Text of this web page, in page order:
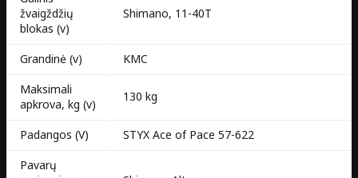
žvaigždžių
blokas (v)
Shimano, 11-40T
Grandinė (v)
KMC
Maksimali
apkrova, kg (v)
130 kg
Padangos (V)
STYX Ace of Pace 57-622
Pavarų